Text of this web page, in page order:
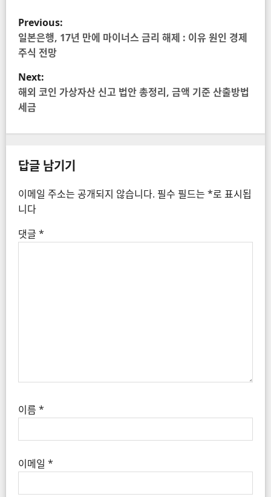
P
o
s
t
n
a
v
i
g
a
t
i
Previous:
일본은행, 17년 만에 마이너스 금리 해제 : 이유 원인 경제
주식 전망
Next:
해외 코인 가상자산 신고 법안 총정리, 금액 기준 산출방법
세금
답글 남기기
이메일 주소는 공개되지 않습니다. 필수 필드는 *로 표시됩
니다
댓글 *
이름 *
이메일 *